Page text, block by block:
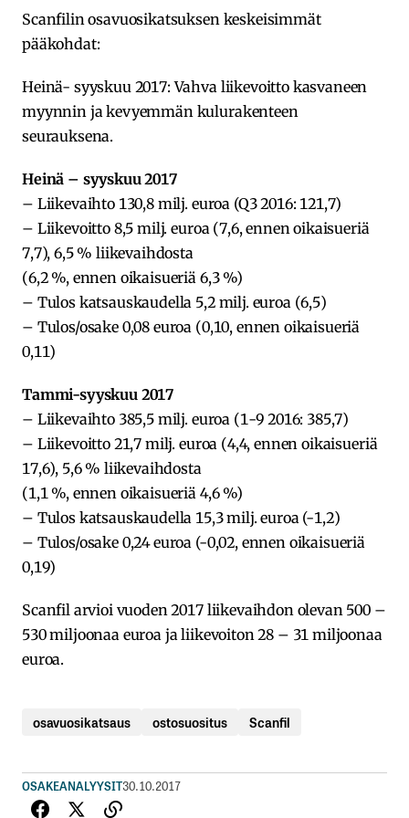
Scanfilin osavuosikatsuksen keskeisimmät
pääkohdat:
Heinä- syyskuu 2017: Vahva liikevoitto kasvaneen
myynnin ja kevyemmän kulurakenteen
seurauksena.
Heinä – syyskuu 2017
– Liikevaihto 130,8 milj. euroa (Q3 2016: 121,7)
– Liikevoitto 8,5 milj. euroa (7,6, ennen oikaisueriä
7,7), 6,5 % liikevaihdosta
(6,2 %, ennen oikaisueriä 6,3 %)
– Tulos katsauskaudella 5,2 milj. euroa (6,5)
– Tulos/osake 0,08 euroa (0,10, ennen oikaisueriä
0,11)
Tammi-syyskuu 2017
– Liikevaihto 385,5 milj. euroa (1-9 2016: 385,7)
– Liikevoitto 21,7 milj. euroa (4,4, ennen oikaisueriä
17,6), 5,6 % liikevaihdosta
(1,1 %, ennen oikaisueriä 4,6 %)
– Tulos katsauskaudella 15,3 milj. euroa (-1,2)
– Tulos/osake 0,24 euroa (-0,02, ennen oikaisueriä
0,19)
Scanfil arvioi vuoden 2017 liikevaihdon olevan 500 –
530 miljoonaa euroa ja liikevoiton 28 – 31 miljoonaa
euroa.
osavuosikatsaus ostosuositus Scanfil
OSAKEANALYYSIT30.10.2017